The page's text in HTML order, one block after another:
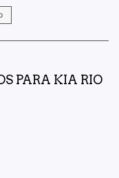
PARA KIA RIO